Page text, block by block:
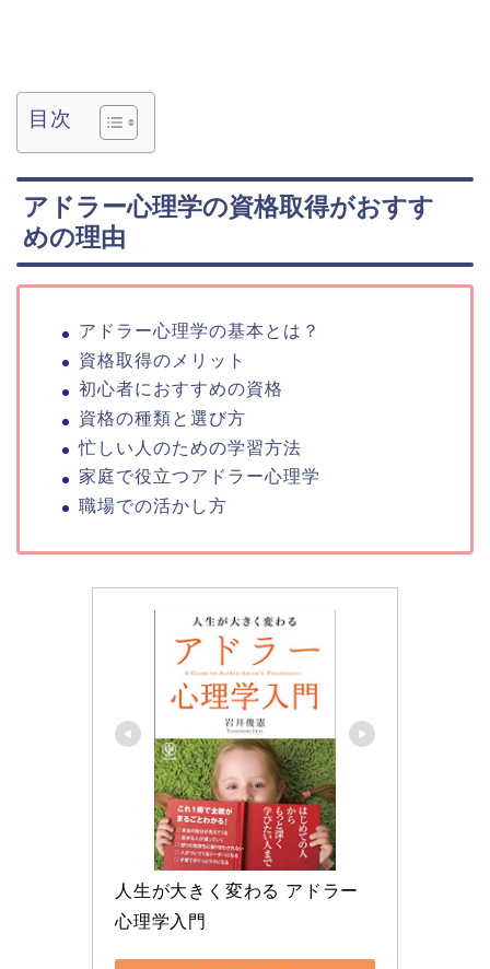
目次
アドラー心理学の資格取得がおすす
めの理由
アドラー心理学の基本とは？
資格取得のメリット
初心者におすすめの資格
資格の種類と選び方
忙しい人のための学習方法
家庭で役立つアドラー心理学
職場での活かし方
人生が大きく変わる アドラー
心理学入門